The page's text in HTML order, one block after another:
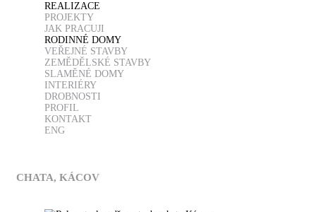
REALIZACE
PROJEKTY
JAK PRACUJI
RODINNÉ DOMY
VEŘEJNÉ STAVBY
ZEMĚDĚLSKÉ STAVBY
SLAMĚNÉ DOMY
INTERIÉRY
DROBNOSTI
PROFIL
KONTAKT
ENG
CHATA, KÁCOV